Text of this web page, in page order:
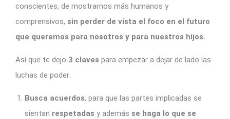
conscientes, de mostrarnos más humanos y
comprensivos, sin perder de vista el foco en el futuro
que queremos para nosotros y para nuestros hijos.
Así que te dejo 3 claves para empezar a dejar de lado las
luchas de poder:
Busca acuerdos, para que las partes implicadas se
sientan respetadas y además se haga lo que se